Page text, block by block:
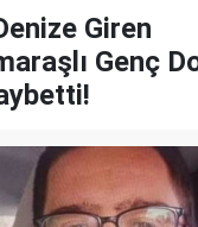
Giren
Genç